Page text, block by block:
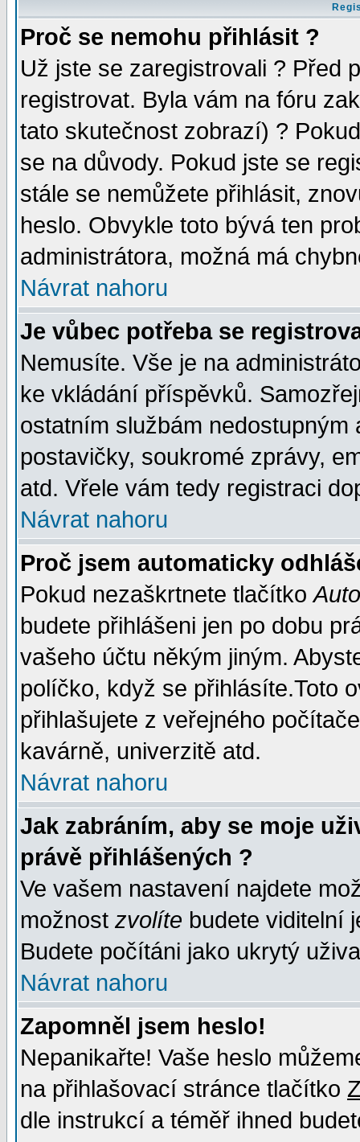
Proč se nemohu přihlásit ?
Už jste se zaregistrovali ? Před
registrovat. Byla vám na fóru
tato skutečnost zobrazí) ?
se na důvody. Pokud jste se
stále se nemůžete přihlásit,
heslo. Obvykle toto bývá ten
administrátora, možná má
Návrat nahoru
Je vůbec potřeba se
Nemusíte. Vše je na
ke vkládání příspěvků.
ostatním službám
postavičky, soukromé zprávy,
atd. Vřele vám tedy registraci
Návrat nahoru
Proč jsem automaticky
Pokud nezaškrtnete tlačítko
budete přihlášeni jen po dobu
vašeho účtu někým jiným.
políčko, když se přihlásíte.Toto
přihlašujete z veřejného
kavárně, univerzitě atd.
Návrat nahoru
Jak zabráním, aby se moje
právě přihlášených ?
Ve vašem nastavení najdete
možnost zvolíte budete viditelní
Budete počítáni jako ukrytý
Návrat nahoru
Zapomněl jsem heslo!
Nepanikařte! Vaše heslo
na přihlašovací stránce tlačítko
dle instrukcí a téměř ihned